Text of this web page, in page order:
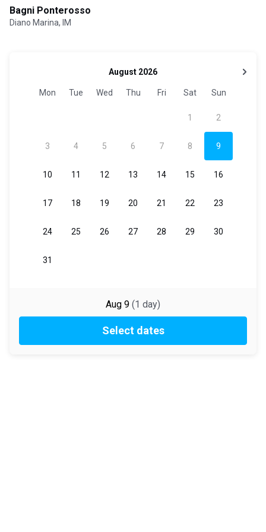
Bagni Ponterosso
Diano Marina, IM
Aug 9 (1 day)
Select dates